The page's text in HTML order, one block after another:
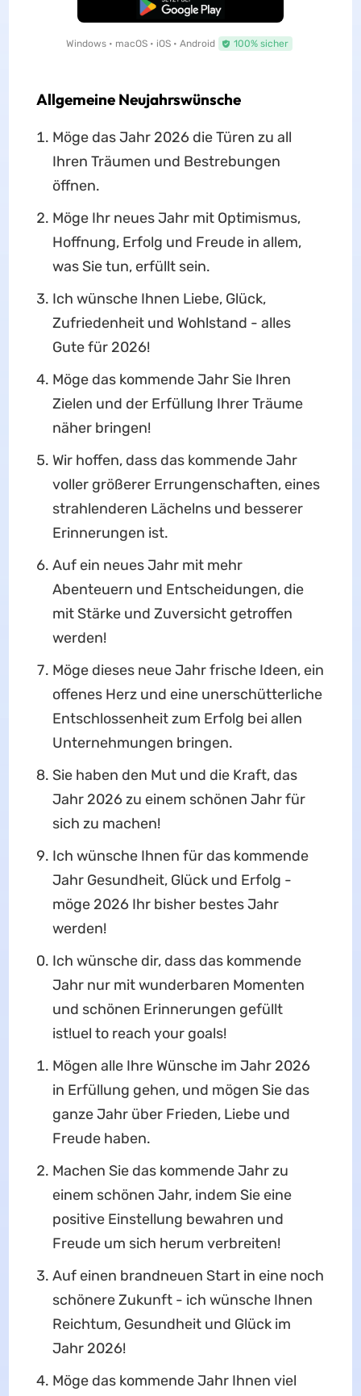
Kostenloser Download
Windows • macOS • iOS • Android 100% sicher
Allgemeine Neujahrswünsche
Möge das Jahr 2026 die Türen zu all
Ihren Träumen und Bestrebungen
öffnen.
Möge Ihr neues Jahr mit Optimismus,
Hoffnung, Erfolg und Freude in allem,
was Sie tun, erfüllt sein.
Ich wünsche Ihnen Liebe, Glück,
Zufriedenheit und Wohlstand - alles
Gute für 2026!
Möge das kommende Jahr Sie Ihren
Zielen und der Erfüllung Ihrer Träume
näher bringen!
Wir hoffen, dass das kommende Jahr
voller größerer Errungenschaften, eines
strahlenderen Lächelns und besserer
Erinnerungen ist.
Auf ein neues Jahr mit mehr
Abenteuern und Entscheidungen, die
mit Stärke und Zuversicht getroffen
werden!
Möge dieses neue Jahr frische Ideen, ein
offenes Herz und eine unerschütterliche
Entschlossenheit zum Erfolg bei allen
Unternehmungen bringen.
Sie haben den Mut und die Kraft, das
Jahr 2026 zu einem schönen Jahr für
sich zu machen!
Ich wünsche Ihnen für das kommende
Jahr Gesundheit, Glück und Erfolg -
möge 2026 Ihr bisher bestes Jahr
werden!
Ich wünsche dir, dass das kommende
Jahr nur mit wunderbaren Momenten
und schönen Erinnerungen gefüllt
ist!uel to reach your goals!
Mögen alle Ihre Wünsche im Jahr 2026
in Erfüllung gehen, und mögen Sie das
ganze Jahr über Frieden, Liebe und
Freude haben.
Machen Sie das kommende Jahr zu
einem schönen Jahr, indem Sie eine
positive Einstellung bewahren und
Freude um sich herum verbreiten!
Auf einen brandneuen Start in eine noch
schönere Zukunft - ich wünsche Ihnen
Reichtum, Gesundheit und Glück im
Jahr 2026!
Möge das kommende Jahr Ihnen viel